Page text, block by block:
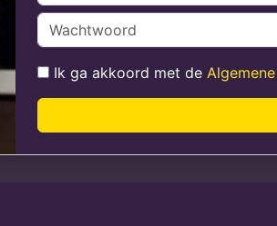
Ik ga akkoord met de